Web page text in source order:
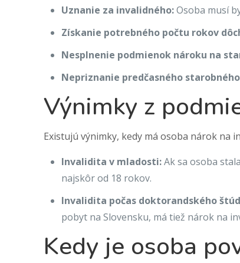
Uznanie za invalidného:Osoba musí
Získanie potrebného počtu rokov
Nesplnenie podmienok nároku na
Nepriznanie predčasného
Výnimky z
Existujú výnimky, kedy má osoba nárok na
Invalidita v mladosti:Ak sa osoba
najskôr od 18 rokov.
Invalidita počas doktorandského
pobyt na Slovensku, má tiež nárok na
Kedy je osoba